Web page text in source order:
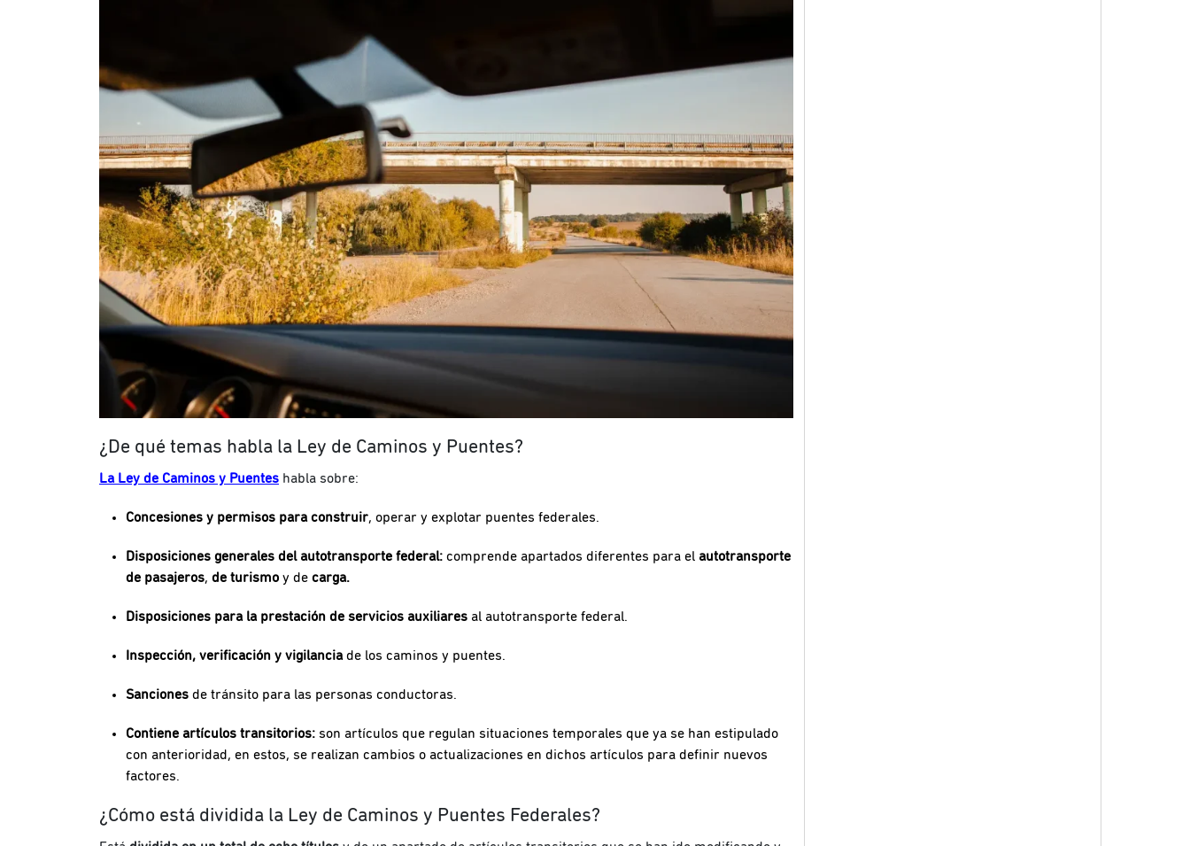
¿De qué temas habla la Ley de Caminos y Puentes?
La Ley de Caminos y Puentes habla sobre:
Concesiones y permisos para construir, operar y explotar puentes federales.
Disposiciones generales del autotransporte federal: comprende apartados diferentes para el autotransporte
de pasajeros, de turismo y de carga.
Disposiciones para la prestación de servicios auxiliares al autotransporte federal.
Inspección, verificación y vigilancia de los caminos y puentes.
Sanciones de tránsito para las personas conductoras.
Contiene artículos transitorios: son artículos que regulan situaciones temporales que ya se han estipulado
con anterioridad, en estos, se realizan cambios o actualizaciones en dichos artículos para definir nuevos
factores.
¿Cómo está dividida la Ley de Caminos y Puentes Federales?